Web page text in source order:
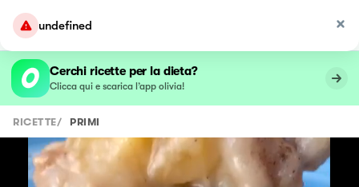
undefined
Cerchi ricette per la dieta?
Clicca qui e scarica l’app olivia!
RICETTE/ PRIMI